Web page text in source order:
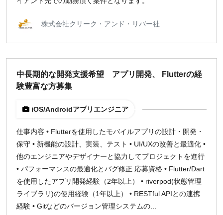
京都
募集状況
募集中のみ表示
1,500 円 以上
¥2,000 ¥3,000 ¥4,000 ¥5,000〜
指定なし 検索
株式会社クリーク・アンド・リバー社
中長期的な開発支援希望 アプリ開発、 Flutterの経
験豊富な方募集
iOS/Androidアプリエンジニア
仕事内容 • Flutterを使用したモバイルアプリの設計・開発・
保守 • 新機能の設計、実装、テスト • UI/UXの改善と最適化 •
他のエンジニアやデザイナーと協力してプロジェクトを進行
• パフォーマンスの最適化とバグ修正 応募資格 • Flutter/Dart
を使用したアプリ開発経験（2年以上） • riverpod(状態管理
ライブラリ)の使用経験（1年以上） • RESTful APIとの連携
経験 • Gitなどのバージョン管理システムの...